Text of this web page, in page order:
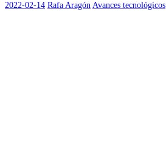
2022-02-14 Rafa Aragón Avances tecnológicos